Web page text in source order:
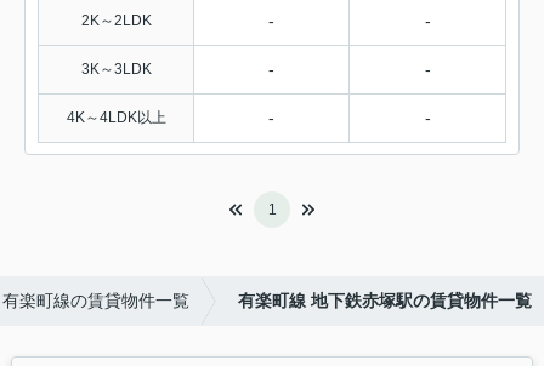
2K～2LDK - -
3K～3LDK - -
4K～4LDK以上 - -
1
有楽町線の賃貸物件一覧 有楽町線 地下鉄赤塚駅の賃貸物件一覧